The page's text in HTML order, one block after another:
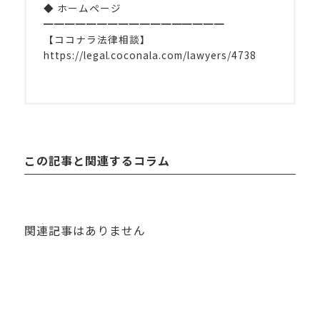
◆ ホームページ
━━━━━━━━━━━━━━━━━
【ココナラ法律相談】
https://legal.coconala.com/lawyers/4738
この記事と関連するコラム
関連記事はありません